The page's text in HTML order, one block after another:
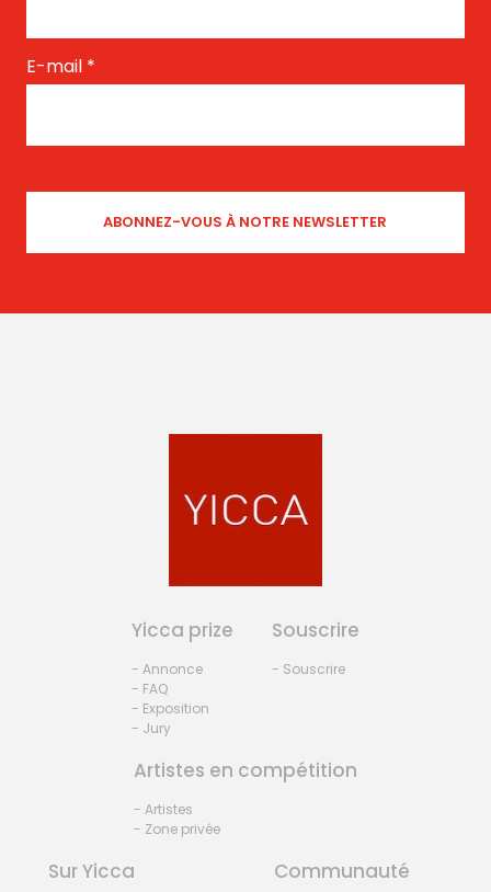
E-mail *
Yicca prize
- Annonce
- FAQ
- Exposition
- Jury
Souscrire
- Souscrire
Artistes en compétition
- Artistes
- Zone privée
Sur Yicca Communauté